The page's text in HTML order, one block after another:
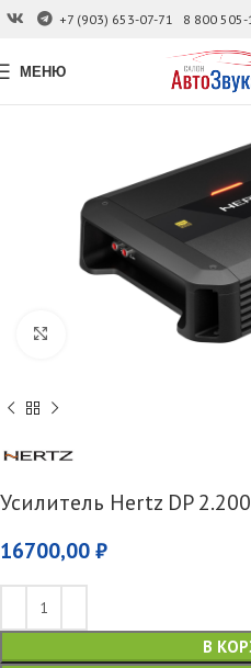
+7 (903) 653-07-71 8 800 505-
МЕНЮ
Усилитель Hertz DP 2.200
16700,00 ₽
В